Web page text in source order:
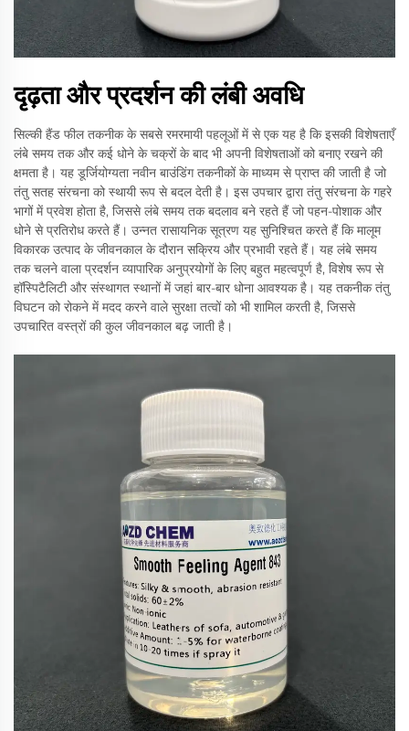
दृढ़ता और प्रदर्शन की लंबी अवधि
सिल्की हैंड फील तकनीक के सबसे रमरमायी पहलूओं में से एक यह है कि इसकी विशेषताएँ
लंबे समय तक और कई धोने के चक्रों के बाद भी अपनी विशेषताओं को बनाए रखने की
क्षमता है। यह डूर्जियोग्यता नवीन बाउंडिंग तकनीकों के माध्यम से प्राप्त की जाती है जो
तंतु सतह संरचना को स्थायी रूप से बदल देती है। इस उपचार द्वारा तंतु संरचना के गहरे
भागों में प्रवेश होता है, जिससे लंबे समय तक बदलाव बने रहते हैं जो पहन-पोशाक और
धोने से प्रतिरोध करते हैं। उन्नत रासायनिक सूत्रण यह सुनिश्चित करते हैं कि मालूम
विकारक उत्पाद के जीवनकाल के दौरान सक्रिय और प्रभावी रहते हैं। यह लंबे समय
तक चलने वाला प्रदर्शन व्यापारिक अनुप्रयोगों के लिए बहुत महत्वपूर्ण है, विशेष रूप से
हॉस्पिटैलिटी और संस्थागत स्थानों में जहां बार-बार धोना आवश्यक है। यह तकनीक तंतु
विघटन को रोकने में मदद करने वाले सुरक्षा तत्वों को भी शामिल करती है, जिससे
उपचारित वस्त्रों की कुल जीवनकाल बढ़ जाती है।